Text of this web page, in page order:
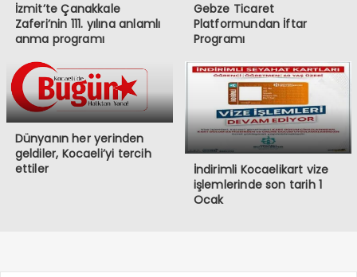
İzmit’te Çanakkale
Zaferi’nin 111. yılına anlamlı
anma programı
Gebze Ticaret
Platformundan İftar
Programı
Dünyanın her yerinden
geldiler, Kocaeli’yi tercih
ettiler
İndirimli Kocaelikart vize
işlemlerinde son tarih 1
Ocak